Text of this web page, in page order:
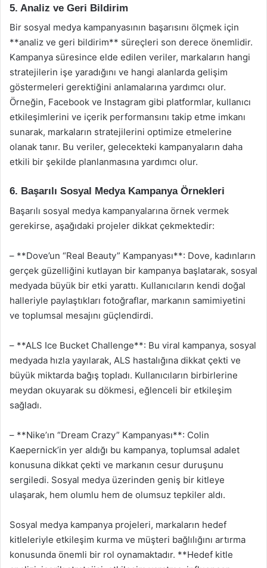
5. Analiz ve Geri Bildirim
Bir sosyal medya kampanyasının başarısını ölçmek için
**analiz ve geri bildirim** süreçleri son derece önemlidir.
Kampanya süresince elde edilen veriler, markaların hangi
stratejilerin işe yaradığını ve hangi alanlarda gelişim
göstermeleri gerektiğini anlamalarına yardımcı olur.
Örneğin, Facebook ve Instagram gibi platformlar, kullanıcı
etkileşimlerini ve içerik performansını takip etme imkanı
sunarak, markaların stratejilerini optimize etmelerine
olanak tanır. Bu veriler, gelecekteki kampanyaların daha
etkili bir şekilde planlanmasına yardımcı olur.
6. Başarılı Sosyal Medya Kampanya Örnekleri
Başarılı sosyal medya kampanyalarına örnek vermek
gerekirse, aşağıdaki projeler dikkat çekmektedir:
– **Dove’un “Real Beauty” Kampanyası**: Dove, kadınların
gerçek güzelliğini kutlayan bir kampanya başlatarak, sosyal
medyada büyük bir etki yarattı. Kullanıcıların kendi doğal
halleriyle paylaştıkları fotoğraflar, markanın samimiyetini
ve toplumsal mesajını güçlendirdi.
– **ALS Ice Bucket Challenge**: Bu viral kampanya, sosyal
medyada hızla yayılarak, ALS hastalığına dikkat çekti ve
büyük miktarda bağış topladı. Kullanıcıların birbirlerine
meydan okuyarak su dökmesi, eğlenceli bir etkileşim
sağladı.
– **Nike’ın “Dream Crazy” Kampanyası**: Colin
Kaepernick’in yer aldığı bu kampanya, toplumsal adalet
konusuna dikkat çekti ve markanın cesur duruşunu
sergiledi. Sosyal medya üzerinden geniş bir kitleye
ulaşarak, hem olumlu hem de olumsuz tepkiler aldı.
Sosyal medya kampanya projeleri, markaların hedef
kitleleriyle etkileşim kurma ve müşteri bağlılığını artırma
konusunda önemli bir rol oynamaktadır. **Hedef kitle